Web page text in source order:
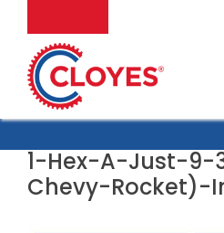
contenido
1-Hex-A-Just-9-
Chevy-Rocket)-